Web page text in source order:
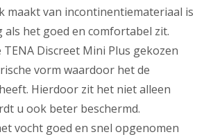
maakt van incontinentiemateriaal is
het goed en comfortabel zit.
Discreet Mini Plus gekozen
vorm waardoor het de
Hierdoor zit het niet alleen
u ook beter beschermd.
vocht goed en snel opgenomen